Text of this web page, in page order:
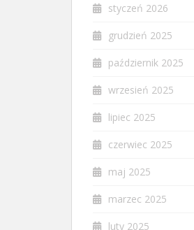
styczeń 2026
grudzień 2025
październik 2025
wrzesień 2025
lipiec 2025
czerwiec 2025
maj 2025
marzec 2025
luty 2025